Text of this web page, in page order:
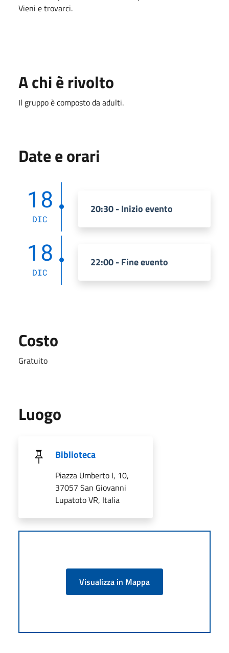
Vieni e trovarci.
A chi è rivolto
Il gruppo è composto da adulti.
Date e orari
18
DIC
20:30 - Inizio evento
18
DIC
22:00 - Fine evento
Costo
Gratuito
Luogo
Biblioteca
Piazza Umberto I, 10,
37057 San Giovanni
Lupatoto VR, Italia
Visualizza in Mappa